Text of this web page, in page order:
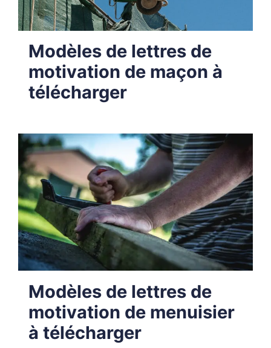
Modèles de lettres de
motivation de maçon à
télécharger
Modèles de lettres de
motivation de menuisier
à télécharger